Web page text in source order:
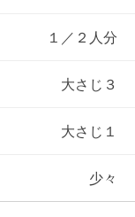
１／２人分
大さじ３
大さじ１
少々